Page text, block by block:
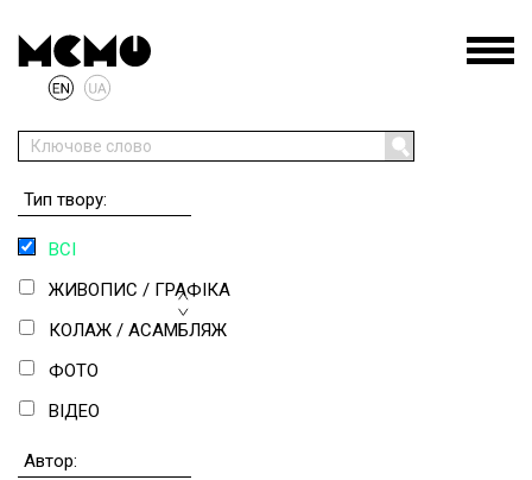
Тип твору:
ВСІ
ЖИВОПИС / ГРАФІКА
КОЛАЖ / АСАМБЛЯЖ
ФОТО
ВІДЕО
Автор: